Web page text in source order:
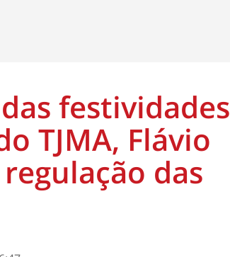
festividades
TJMA, Flávio
das